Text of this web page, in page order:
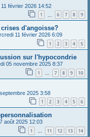
février 2026 14:52
1 6 7 8 9
d'angoisse?
11 février 2026 6:09
1 2 3 4 5
sur l'hypocondrie
05 novembre 2025 8:37
1 … 7 8 9 10
2025 3:58
1 2 3 4 5 6
août 2025 12:03
1 … 11 12 13 14